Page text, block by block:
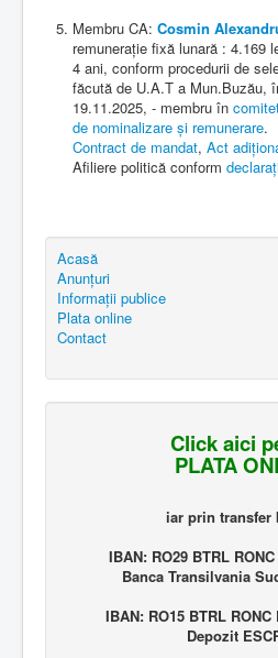
Membru CA: Cosmin
remunerație fixă lunară : 4.169
4 ani, conform procedurii de
făcută de U.A.T a Mun.Buzău,
19.11.2025, - membru în
de nominalizare și remunerare.
Contract de mandat, Act
Afiliere politică conform
Acasă
Anunțuri
Informații publice
Plata online
Contact
Click aici
PLATA
iar prin transfer
IBAN: RO29 BTRL RONC
Banca Transilvania
IBAN: RO15 BTRL RONC
Depozit